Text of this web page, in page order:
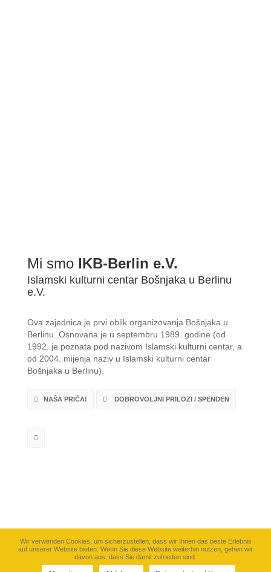
Wir verwenden Cookies, um sicherzustellen, dass wir Ihnen das beste Erlebnis
auf unserer Website bieten. Wenn Sie diese Website weiterhin nutzen, gehen wir
davon aus, dass Sie damit zufrieden sind.
Mi smo IKB-Berlin e.V.
Islamski kulturni centar Bošnjaka u Berlinu
e.V.
Ova zajednica je prvi oblik organizovanja Bošnjaka u
Berlinu. Osnovana je u septembru 1989. godine (od
1992. je poznata pod nazivom Islamski kulturni centar, a
od 2004. mijenja naziv u Islamski kulturni centar
Bošnjaka u Berlinu).
NAŠA PRIČA! DOBROVOLJNI PRILOZI / SPENDEN
©IKB-Berlin e.V. 2026. Sva prva zadržana. |CinemaLab